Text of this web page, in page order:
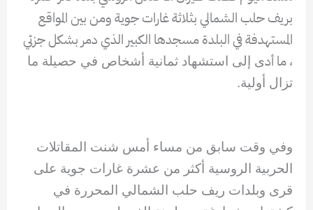
بريف حلب الشمالي بثلاثة غارات جوية ومن بين المواقع
المستهدفة في البلدة مسجدها الكبير الذي دمر بشكل جزئي
، ما أدى إلى استشهاد ثمانية أشخاص في حصيلة ما
تزال أولية.
وفي وقت سابق من مساء أمس شنت المقاتلات
الحربية الروسية أكثر من عشرة غارات جوية على
قرى وبلدات ريف حلب الشمالي المحررة في